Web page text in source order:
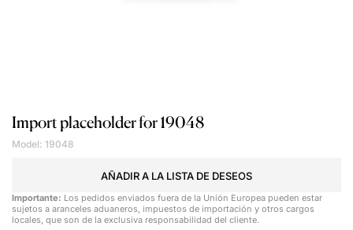
Import placeholder for 19048
Model: 19048
AÑADIR A LA LISTA DE DESEOS
Importante: Los pedidos enviados fuera de la Unión Europea pueden estar
sujetos a aranceles aduaneros, impuestos de importación y otros cargos
locales, que son de la exclusiva responsabilidad del cliente.